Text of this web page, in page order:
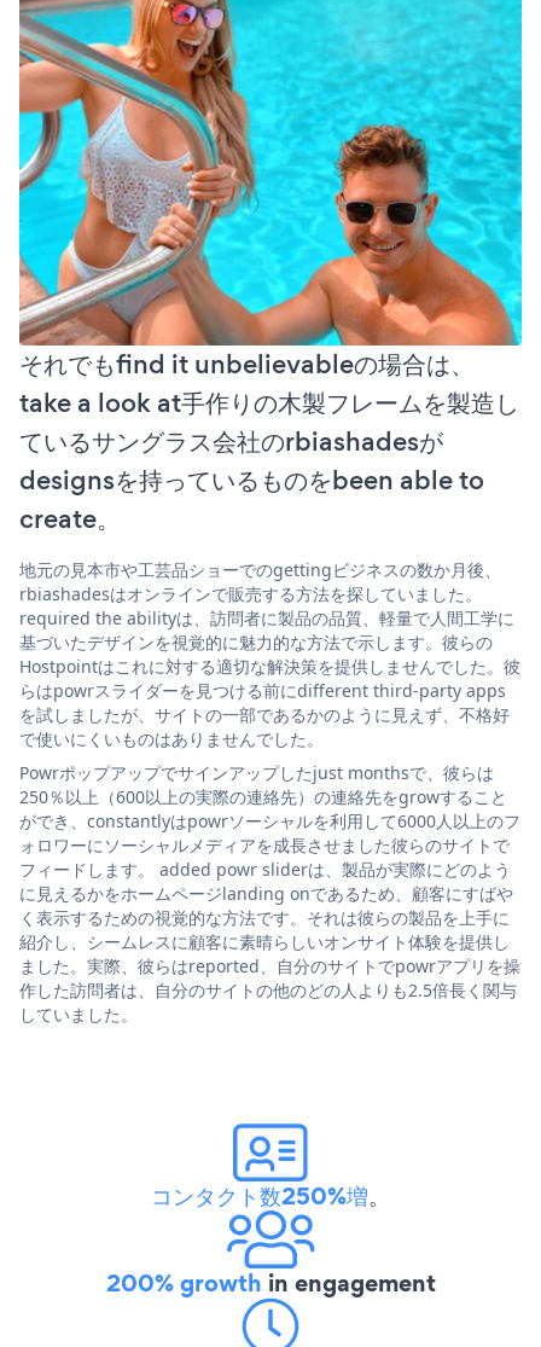
それでもfind it unbelievableの場合は、
take a look at手作りの木製フレームを製造し
ているサングラス会社のrbiashadesが
designsを持っているものをbeen able to
create。
地元の見本市や工芸品ショーでのgettingビジネスの数か月後、
rbiashadesはオンラインで販売する方法を探していました。
required the abilityは、訪問者に製品の品質、軽量で人間工学に
基づいたデザインを視覚的に魅力的な方法で示します。彼らの
Hostpointはこれに対する適切な解決策を提供しませんでした。彼
らはpowrスライダーを見つける前にdifferent third-party apps
を試しましたが、サイトの一部であるかのように見えず、不格好
で使いにくいものはありませんでした。
Powrポップアップでサインアップしたjust monthsで、彼らは
250％以上（600以上の実際の連絡先）の連絡先をgrowすること
ができ、constantlyはpowrソーシャルを利用して6000人以上のフ
ォロワーにソーシャルメディアを成長させました彼らのサイトで
フィードします。 added powr sliderは、製品が実際にどのよう
に見えるかをホームページlanding onであるため、顧客にすばや
く表示するための視覚的な方法です。それは彼らの製品を上手に
紹介し、シームレスに顧客に素晴らしいオンサイト体験を提供し
ました。実際、彼らはreported、自分のサイトでpowrアプリを操
作した訪問者は、自分のサイトの他のどの人よりも2.5倍長く関与
していました。
コンタクト数250%増。
200% growth in engagement